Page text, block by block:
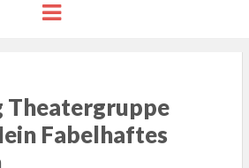
Menu
Fabelhaftes